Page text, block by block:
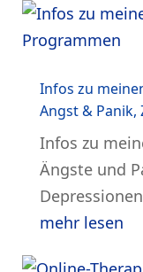
Infos zu
Angst & Panik,
Infos zu
Ängste und
mehr lesen